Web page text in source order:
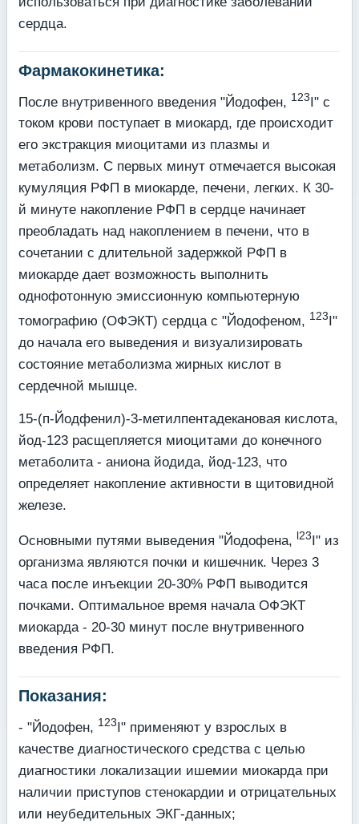
сердца.
Фармакокинетика:
После внутривенного введения "Йодофен, 123I" с
током крови поступает в миокард, где происходит
его экстракция миоцитами из плазмы и
метаболизм. С первых минут от­мечается высокая
кумуляция РФП в миокарде, печени, легких. К 30-
й минуте накопление РФП в сердце начинает
преобладать над накоплением в печени, что в
сочетании с дли­тельной задержкой РФП в
миокарде дает возможность выполнить
однофотонную эмис­сионную компьютерную
томографию (ОФЭКТ) сердца с "Йодофеном, 123I"
до начала его выведения и визуализировать
состояние метаболизма жирных кислот в
сердечной мыш­це.
15-(п-Йодфенил)-3-метилпентадекановая кислота,
йод-123 расщепляется миоци­тами до конечного
метаболита - аниона йодида, йод-123, что
определяет накопление ак­тивности в щитовидной
железе.
Основными путями выведения "Йодофена, l23I" из
организма являются почки и кишечник. Через 3
часа после инъекции 20-30% РФП выводится
почками. Оптимальное время начала ОФЭКТ
миокарда - 20-30 минут после внутривенного
введения РФП.
Показания:
- "Йодофен, 123I" применяют у взрослых в
качестве диагностического средства с це­лью
диагностики локализации ишемии миокарда при
наличии приступов стенокардии и отрицательных
или неубедительных ЭКГ-данных;